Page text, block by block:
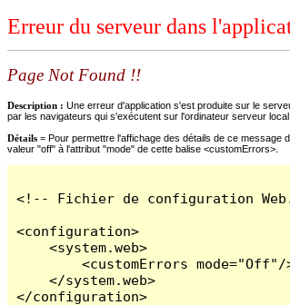
Erreur du serveur dans
Page Not Found !!
Description : Une erreur d'application s'est produite sur le
par les navigateurs qui s'exécutent sur l'ordinateur serveur local.
Détails = Pour permettre l'affichage des détails de ce message
valeur "off" à l'attribut "mode" de cette balise <customErrors>.
<!-- Fichier de configuration
<configuration>
    <system.web>
<customErrors mode="Off"/
    </system.web>
</configuration>